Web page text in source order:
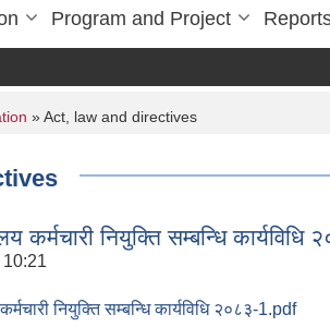
Program and Project
» Act, law and directives
कर्मचारी नियुक्ति सम्बन्धि कार्यविधि
नियुक्ति सम्बन्धि कार्यविधि २०८३-1.pdf